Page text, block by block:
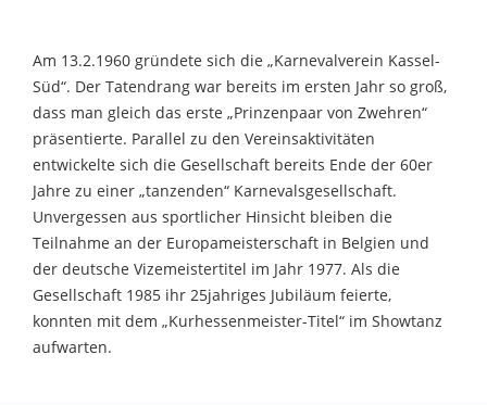
Am 13.2.1960 gründete sich die „Karnevalverein Kassel-
Süd“. Der Tatendrang war bereits im ersten Jahr so groß,
dass man gleich das erste „Prinzenpaar von Zwehren“
präsentierte. Parallel zu den Vereinsaktivitäten
entwickelte sich die Gesellschaft bereits Ende der 60er
Jahre zu einer „tanzenden“ Karnevalsgesellschaft.
Unvergessen aus sportlicher Hinsicht bleiben die
Teilnahme an der Europameisterschaft in Belgien und
der deutsche Vizemeistertitel im Jahr 1977. Als die
Gesellschaft 1985 ihr 25jahriges Jubiläum feierte,
konnten mit dem „Kurhessenmeister-Titel“ im Showtanz
aufwarten.